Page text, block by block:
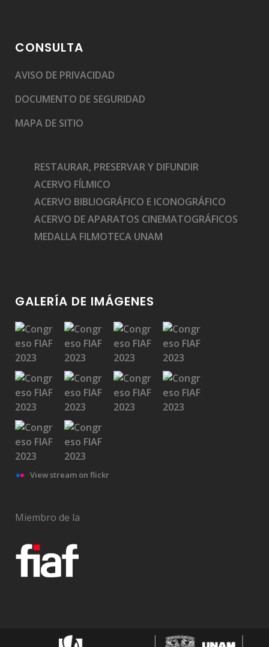
CONSULTA
AVISO DE PRIVACIDAD
DOCUMENTO DE SEGURIDAD
MAPA DE SITIO
RESTAURAR, PRESERVAR Y DIFUNDIR
ACERVO FÍLMICO
ACERVO BIBLIOGRÁFICO E ICONOGRÁFICO
ACERVO DE APARATOS CINEMATOGRÁFICOS
MEDALLA FILMOTECA UNAM
GALERÍA DE IMÁGENES
View stream on flickr
Miembro de la